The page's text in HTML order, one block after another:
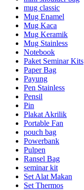
mug classic
Mug Enamel
Mug Kaca
Mug Keramik
Mug Stainless
Notebook
Paket Seminar Kits
Paper Bag
Payung
Pen Stainless
Pensil
Pin
Plakat Akrilik
Portable Fan
pouch bag
Powerbank
Pulpen
Ransel Bag
seminar kit
Set Alat Makan
Set Thermos